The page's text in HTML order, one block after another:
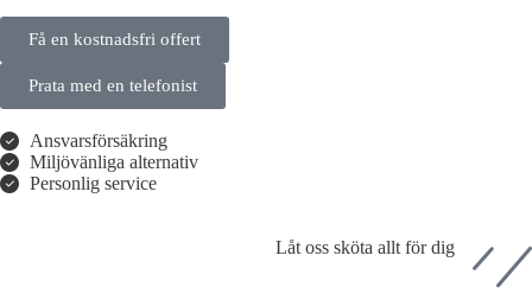
Få en kostnadsfri offert
Prata med en telefonist
Ansvarsförsäkring
Miljövänliga alternativ
Personlig service
Låt oss sköta allt för dig